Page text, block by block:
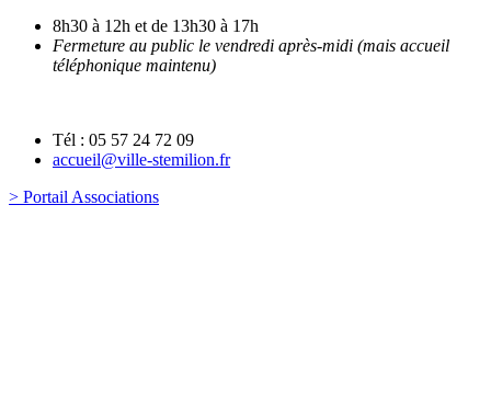
8h30 à 12h et de 13h30 à 17h
Fermeture au public le vendredi après-midi (mais accueil
téléphonique maintenu)
Tél : 05 57 24 72 09
accueil@ville-stemilion.fr
> Portail Associations